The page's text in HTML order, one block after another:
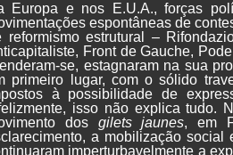
Europa e nos E.U.A., forças
espontâneas de
reformismo estrutural –
Front de Gauche,
se, estagnaram na sua
primeiro lugar, com o sólido
à possibilidade de
isso não explica tudo.
dos gilets jaunes, em
a mobilização
imperturbavelmente a